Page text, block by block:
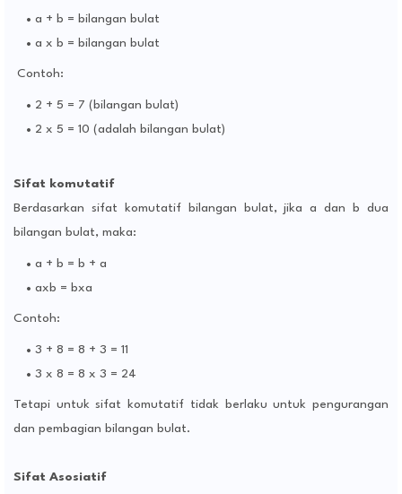
a + b = bilangan bulat
a x b = bilangan bulat
Contoh:
2 + 5 = 7 (bilangan bulat)
2 x 5 = 10 (adalah bilangan bulat)
Sifat komutatif
Berdasarkan sifat komutatif bilangan bulat, jika a dan b dua
bilangan bulat, maka:
a + b = b + a
axb = bxa
Contoh:
3 + 8 = 8 + 3 = 11
3 x 8 = 8 x 3 = 24
Tetapi untuk sifat komutatif tidak berlaku untuk pengurangan
dan pembagian bilangan bulat.
Sifat Asosiatif